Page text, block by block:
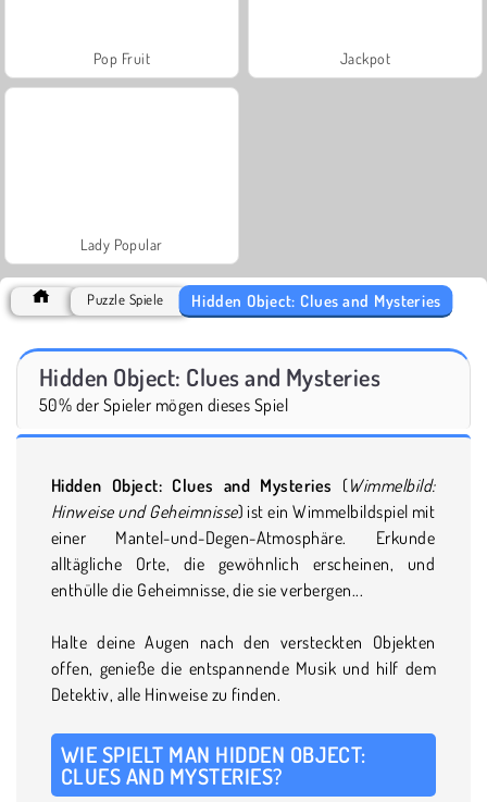
Pop Fruit Jackpot
Lady Popular
Puzzle Spiele Hidden Object: Clues and Mysteries
Hidden Object: Clues and Mysteries
50% der Spieler mögen dieses Spiel
Hidden Object: Clues and Mysteries (Wimmelbild:
Hinweise und Geheimnisse) ist ein Wimmelbildspiel mit
einer Mantel-und-Degen-Atmosphäre. Erkunde
alltägliche Orte, die gewöhnlich erscheinen, und
enthülle die Geheimnisse, die sie verbergen...
Halte deine Augen nach den versteckten Objekten
offen, genieße die entspannende Musik und hilf dem
Detektiv, alle Hinweise zu finden.
WIE SPIELT MAN HIDDEN OBJECT:
CLUES AND MYSTERIES?